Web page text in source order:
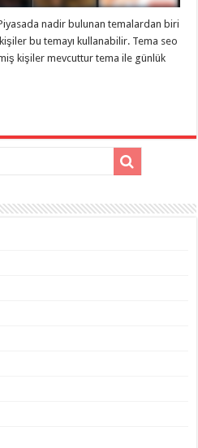
nadir bulunan temalardan biri
bu temayı kullanabilir. Tema seo
kişiler mevcuttur tema ile günlük